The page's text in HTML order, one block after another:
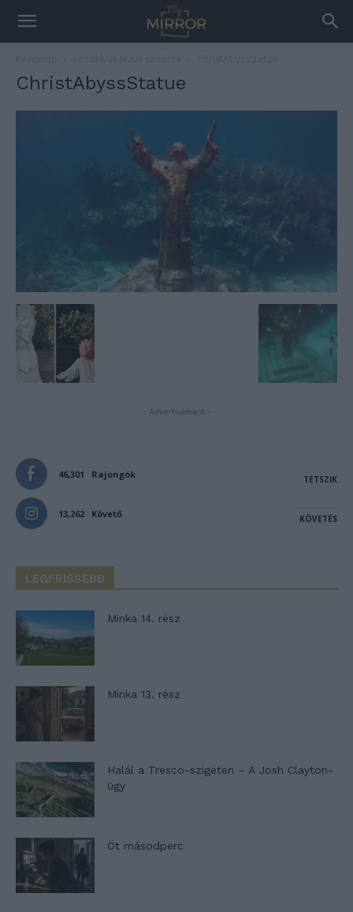
ChristAbyssStatue
- Advertisement -
46,301 Rajongók TETSZIK
13,262 Követő KÖVETÉS
LEGFRISSEBB
Minka 14. rész
Minka 13. rész
Halál a Tresco-szigeten – A Josh Clayton-
ügy
Öt másodperc